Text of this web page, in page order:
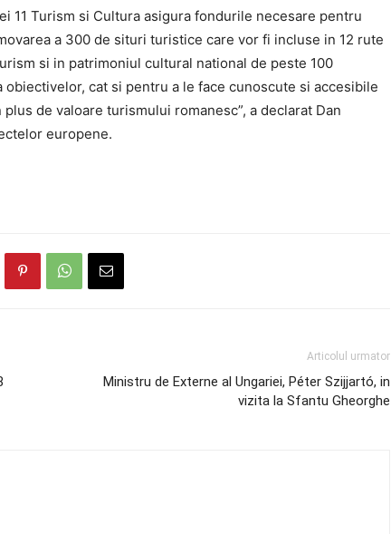
11 Turism si Cultura asigura fondurile necesare pentru
a 300 de situri turistice care vor fi incluse in 12 rute
si in patrimoniul cultural national de peste 100
cat si pentru a le face cunoscute si accesibile
de valoare turismului romanesc”, a declarat Dan
europene.
Articolul urmator
Ministru de Externe al Ungariei, Péter Szijjartó, in
vizita la Sfantu Gheorghe